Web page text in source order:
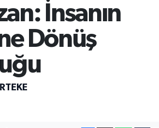
GRAM ALTIN
6618.49
İnsanın
Dönüş